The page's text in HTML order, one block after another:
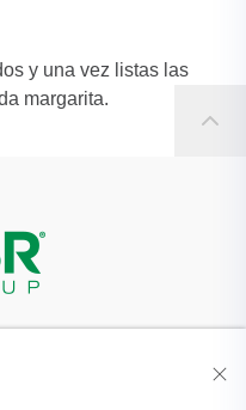
y una vez listas las
margarita.